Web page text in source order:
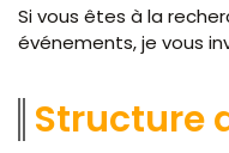
Si vous êtes à la
événements, je vous
Structure